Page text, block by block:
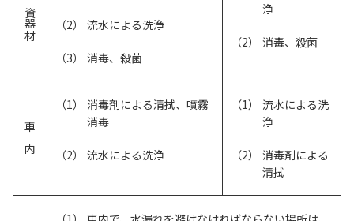
資器材 流水による洗浄
消毒、殺菌
浄
消毒、殺菌
車 内
消毒剤による清拭、噴霧
消毒
流水による洗浄
流水による洗
浄
消毒剤による
清拭